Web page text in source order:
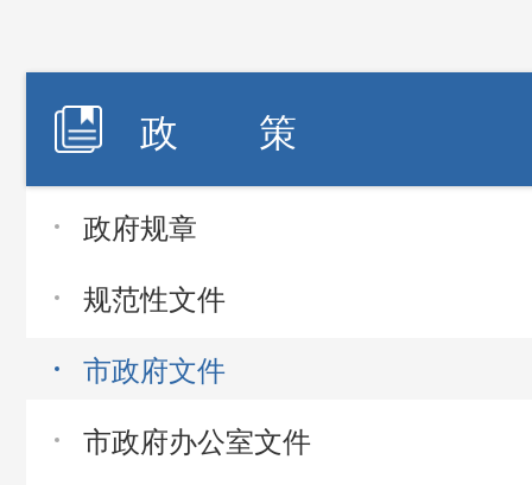
政 策
政府规章
规范性文件
市政府文件
市政府办公室文件